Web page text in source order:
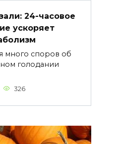
24-часовое
ускоряет
много споров об
голодании
326